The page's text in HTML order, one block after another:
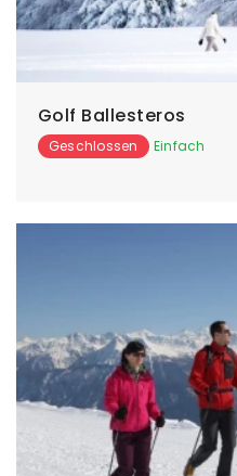
Golf Ballesteros
Geschlossen Einfach